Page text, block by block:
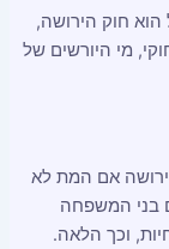
חוק הירושה,
מי היורשים של
אם המת לא
בני המשפחה
וכך הלאה.